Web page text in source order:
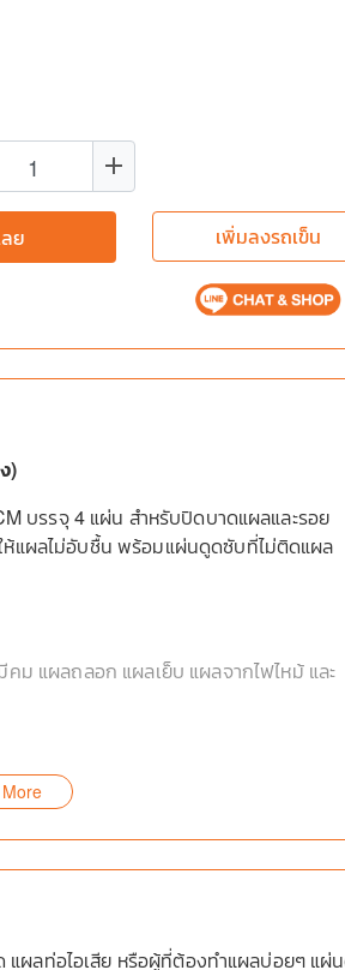
add
ย เพิ่มลงรถเข็น
)
บรรจุ 4 แผ่น สำหรับปิดบาดแผลและรอย
ห้แผลไม่อับชื้น พร้อมแผ่นดูดซับที่ไม่ติดแผล
ม แผลถลอก แผลเย็บ แผลจากไฟไหม้ และ
ผลท่อไอเสีย หรือผู้ที่ต้องทำแผลบ่อยๆ แผ่